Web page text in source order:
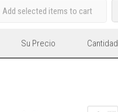
Add selected items to cart
Su Precio Cantidad